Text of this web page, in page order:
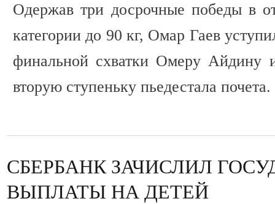
Одержав три досрочные победы в
категории до 90 кг, Омар Гаев
финальной схватки Омеру Айдину
вторую ступеньку пьедестала почета.
СБЕРБАНК ЗАЧИСЛИЛ
ВЫПЛАТЫ НА ДЕТЕЙ